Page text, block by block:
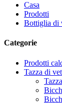
Casa
Prodotti
Bottiglia di
Categorie
Prodotti
Tazza di